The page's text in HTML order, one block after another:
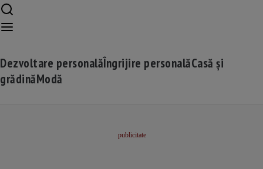
Dezvoltare personalăÎngrijire personalăCasă și
grădinăModă